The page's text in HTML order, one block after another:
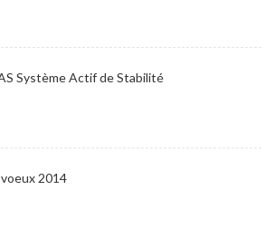
Système Actif de Stabilité
2014